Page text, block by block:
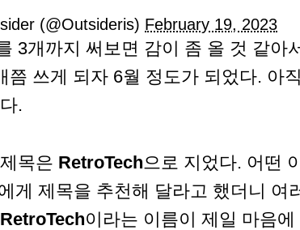
(@Outsideris) February 19, 2023
3개까지 써보면 감이 좀 올 것 같아
쯤 쓰게 되자 6월 정도가 되었다. 아
.
목은 RetroTech으로 지었다. 어떤
게 제목을 추천해 달라고 했더니 여
RetroTech이라는 이름이 제일 마음에